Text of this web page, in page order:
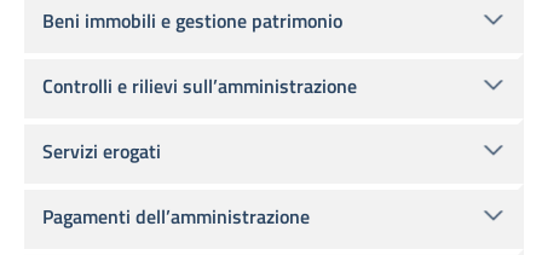
Beni immobili e gestione patrimonio
Controlli e rilievi sull’amministrazione
Servizi erogati
Pagamenti dell’amministrazione